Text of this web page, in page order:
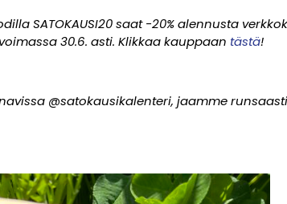
SATOKAUSI20 saat -20% alennusta
30.6. asti. Klikkaa kauppaan tästä!
@satokausikalenteri, jaamme